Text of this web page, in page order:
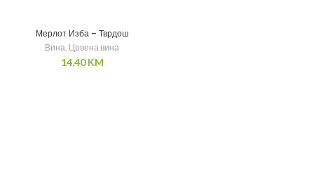
Мерлот Изба – Тврдош
Вина, Црвена вина
14,40KM